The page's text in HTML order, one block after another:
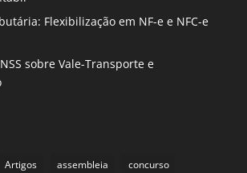
Flexibilização em NF-e e NFC-e
sobre Vale-Transporte e
Artigos assembleia
concurso